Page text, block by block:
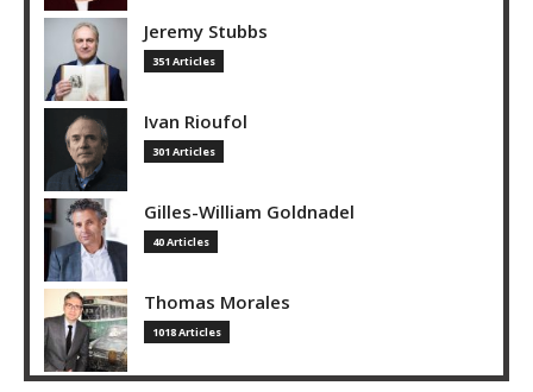
Jeremy Stubbs
351 Articles
Ivan Rioufol
301 Articles
Gilles-William Goldnadel
40 Articles
Thomas Morales
1018 Articles